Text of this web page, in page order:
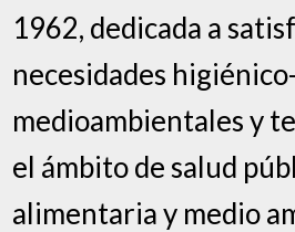
1962, dedicada a
necesidades
medioambientales y
el ámbito de salud
alimentaria y medio